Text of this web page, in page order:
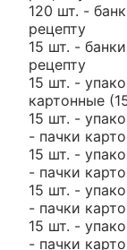
120 шт. -
рецепту
15 шт. -
рецепту
15 шт. -
картонные
15 шт. -
- пачки
15 шт. -
- пачки
15 шт. -
- пачки
15 шт. -
- пачки